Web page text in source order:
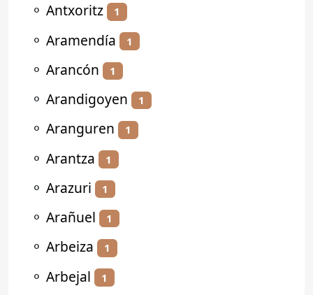
⚬ Antxoritz 1
⚬ Aramendía 1
⚬ Arancón 1
⚬ Arandigoyen 1
⚬ Aranguren 1
⚬ Arantza 1
⚬ Arazuri 1
⚬ Arañuel 1
⚬ Arbeiza 1
⚬ Arbejal 1